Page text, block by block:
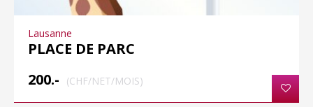
Lausanne
PLACE DE PARC
200.-
(CHF/NET/MOIS)